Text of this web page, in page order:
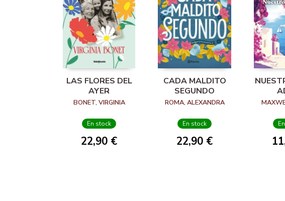
LAS FLORES DEL
AYER
BONET, VIRGINIA
En stock
22,90 €
CADA MALDITO
SEGUNDO
ROMA, ALEXANDRA
En stock
22,90 €